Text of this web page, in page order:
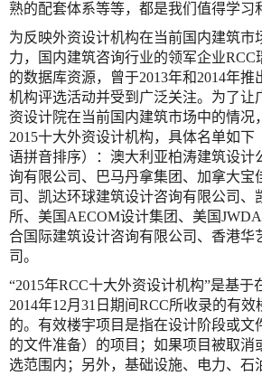
熟的配套体系等等，都是我们值得学习
为反映外资设计机构在当前国内建筑市
力，国内建筑咨询行业的领军企业RCC
的数据库资源，曾于2013年和2014年推
机构评选活动并受到广泛关注。为了让
资设计院在当前国内建筑市场中的情况
2015十大外资设计机构，具体名单如下
语拼音排序）：澳大利亚柏涛建筑设计
询有限公司、巴马丹拿集团、加拿大宝
司、凯达环球建筑设计咨询有限公司、
所、美国AECOM设计集团、美国
合国际建筑设计咨询有限公司、香港华
司。
“2015年RCC十大外资设计机构”是基于
2014年12月31日期间RCC所收录的有
的。有效楼宇项目是指在设计阶段或文
的文件准备）的项目；如果项目被取消
选范围内；另外，基础设施、电力、石